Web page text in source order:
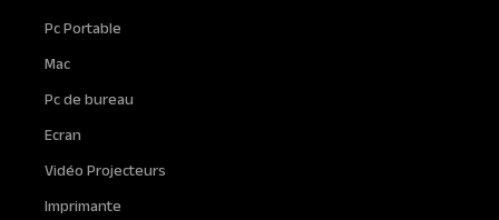
Pc Portable
Mac
Pc de bureau
Ecran
Vidéo Projecteurs
Imprimante